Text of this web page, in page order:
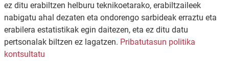
ez ditu erabiltzen helburu teknikoetarako, erabiltzaileek
nabigatu ahal dezaten eta ondorengo sarbideak erraztu eta
erabilera estatistikak egin daitezen, eta ez ditu datu
pertsonalak biltzen ez lagatzen. Pribatutasun politika
kontsultatu